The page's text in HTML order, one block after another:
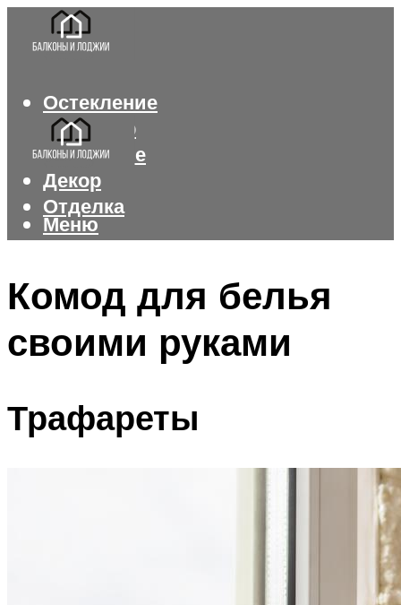
Остекление
Интерьер
Утепление
Декор
Отделка
Меню
Комод для белья
своими руками
Трафареты